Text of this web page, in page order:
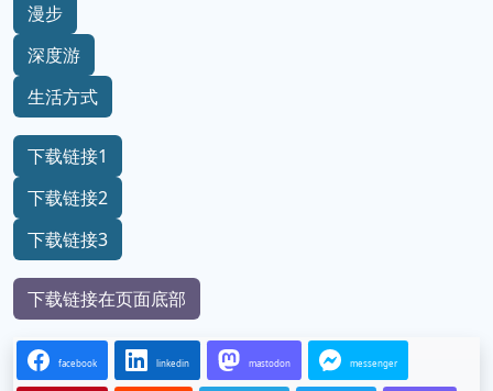
漫步
深度游
生活方式
下载链接1
下载链接2
下载链接3
下载链接在页面底部
facebook linkedin mastodon messenger